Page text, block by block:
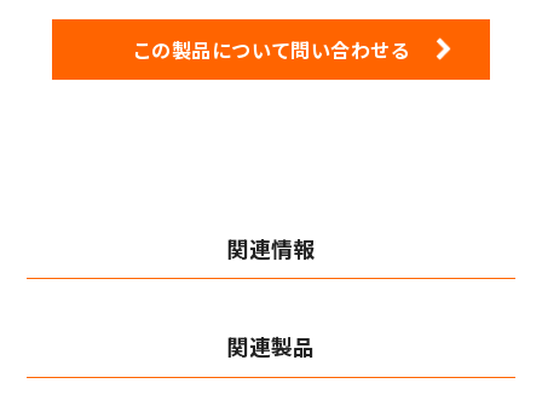
この製品について問い合わせる
関連情報
関連製品